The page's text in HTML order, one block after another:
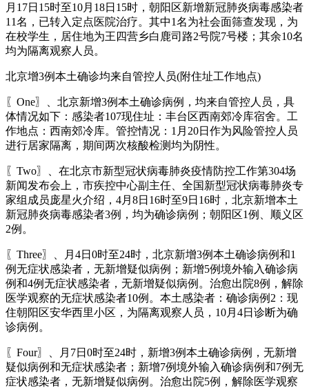
月17日15时至10月18日15时，朝阳区新增新冠肺炎病毒感染者
11名，已转入定点医院治疗。其中1名为社会面筛查发现，为
在校学生，居住地为王四营乡白鹿司路2号院7号楼；其余10名
均为隔离观察人员。
北京增3例本土确诊均来自管控人员(附住址工作地点)
〖One〗、北京新增3例本土确诊病例，均来自管控人员，具
体情况如下：感染者107现住址：丰台区西南郊冷库宿舍。工
作地点：西南郊冷库。管控情况：1月20日作为风险管控人员
进行居家隔离，期间两次核酸检测均为阴性。
〖Two〗、在北京市新型冠状病毒肺炎疫情防控工作第304场
新闻发布会上，市疾控中心副主任、全国新型冠状病毒肺炎专
家组成员庞星火介绍，4月8日16时至9日16时，北京新增本土
新冠肺炎病毒感染者3例，均为确诊病例；朝阳区1例、顺义区
2例。
〖Three〗、月4日0时至24时，北京新增3例本土确诊病例和1
例无症状感染者，无新增疑似病例；新增5例境外输入确诊病
例和4例无症状感染者，无新增疑似病例。治愈出院8例，解除
医学观察的无症状感染者10例。本土感染者：确诊病例2：现
住朝阳区安华西里小区，为隔离观察人员，10月4日诊断为确
诊病例。
〖Four〗、月7日0时至24时，新增3例本土确诊病例，无新增
疑似病例和无症状感染者；新增7例境外输入确诊病例和7例无
症状感染者，无新增疑似病例。治愈出院5例，解除医学观察